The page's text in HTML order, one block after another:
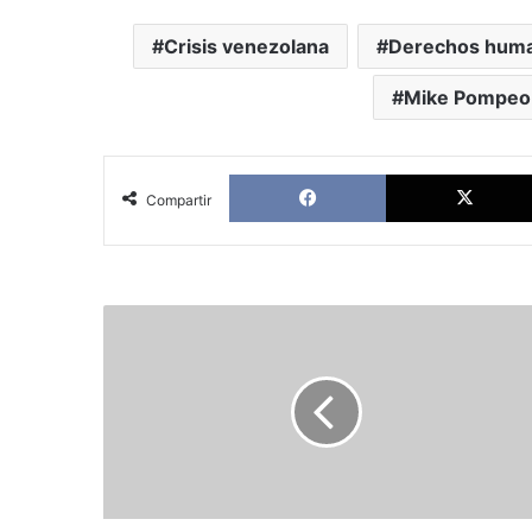
Crisis venezolana Derechos
Mike Pompeo
Compartir
Facebook